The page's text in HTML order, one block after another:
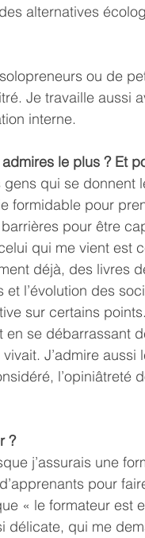
alternatives
ou de
Je travaille aussi
interne.
le plus ? Et
qui se donnent
formidable pour
pour être
qui me vient est
déjà, des livres
l’évolution des
sur certains
en se débarrassant
J’admire
l’opiniâtreté
?
j’assurais une
pour
« le formateur est
délicate, qui me